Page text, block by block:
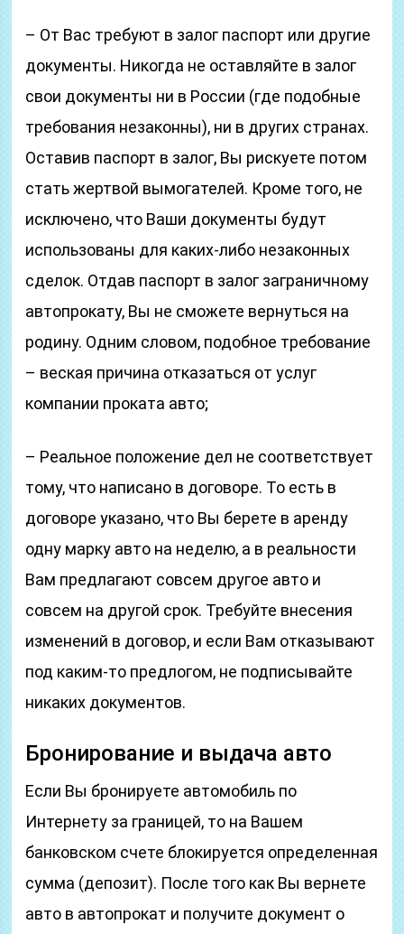
– От Вас требуют в залог паспорт или другие
документы. Никогда не оставляйте в залог
свои документы ни в России (где подобные
требования незаконны), ни в других странах.
Оставив паспорт в залог, Вы рискуете потом
стать жертвой вымогателей. Кроме того, не
исключено, что Ваши документы будут
использованы для каких-либо незаконных
сделок. Отдав паспорт в залог заграничному
автопрокату, Вы не сможете вернуться на
родину. Одним словом, подобное требование
– веская причина отказаться от услуг
компании проката авто;
– Реальное положение дел не соответствует
тому, что написано в договоре. То есть в
договоре указано, что Вы берете в аренду
одну марку авто на неделю, а в реальности
Вам предлагают совсем другое авто и
совсем на другой срок. Требуйте внесения
изменений в договор, и если Вам отказывают
под каким-то предлогом, не подписывайте
никаких документов.
Бронирование и выдача авто
Если Вы бронируете автомобиль по
Интернету за границей, то на Вашем
банковском счете блокируется определенная
сумма (депозит). После того как Вы вернете
авто в автопрокат и получите документ о